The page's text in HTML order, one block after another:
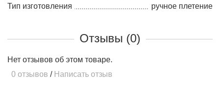
Тип изготовления
ручное плетение
Отзывы (0)
Нет отзывов об этом товаре.
0 отзывов / Написать отзыв